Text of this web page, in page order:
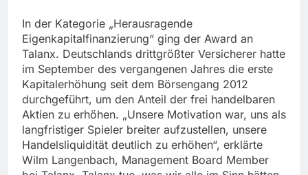
In der Kategorie „Herausragende
Eigenkapitalfinanzierung“ ging der Award an
Talanx. Deutschlands drittgrößter Versicherer hatte
im September des vergangenen Jahres die erste
Kapitalerhöhung seit dem Börsengang 2012
durchgeführt, um den Anteil der frei handelbaren
Aktien zu erhöhen. „Unsere Motivation war, uns als
langfristiger Spieler breiter aufzustellen, unsere
Handelsliquidität deutlich zu erhöhen“, erklärte
Wilm Langenbach, Management Board Member